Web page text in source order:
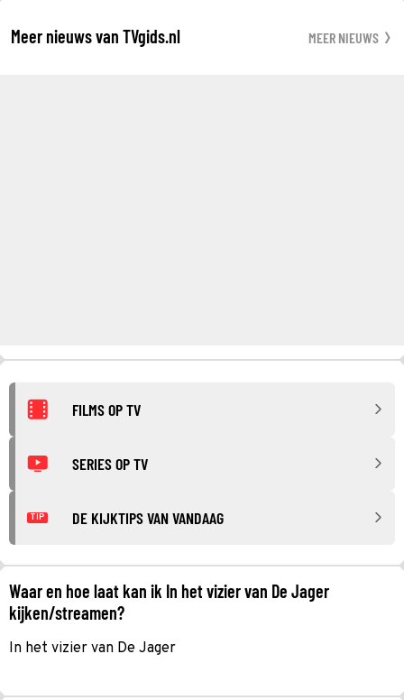
Meer nieuws van TVgids.nl MEER NIEUWS
FILMS OP TV
SERIES OP TV
TIP DE KIJKTIPS VAN VANDAAG
Waar en hoe laat kan ik In het vizier van De Jager
kijken/streamen?
In het vizier van De Jager